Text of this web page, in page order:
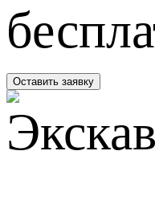
Оставить заявку